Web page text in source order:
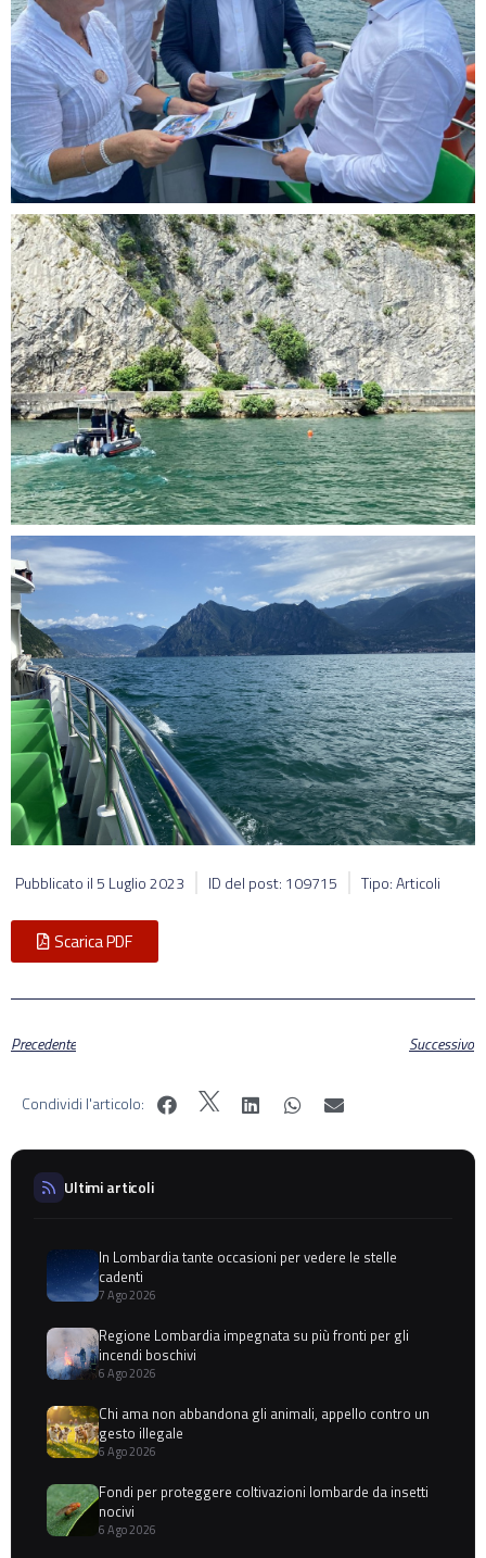
Pubblicato il 5 Luglio 2023 ID del post: 109715 Tipo: Articoli
Scarica PDF
Precedente Successivo
Condividi l'articolo:
Ultimi articoli
In Lombardia tante occasioni per vedere le stelle
cadenti
7 Ago 2026
Regione Lombardia impegnata su più fronti per gli
incendi boschivi
6 Ago 2026
Chi ama non abbandona gli animali, appello contro un
gesto illegale
6 Ago 2026
Fondi per proteggere coltivazioni lombarde da insetti
nocivi
6 Ago 2026